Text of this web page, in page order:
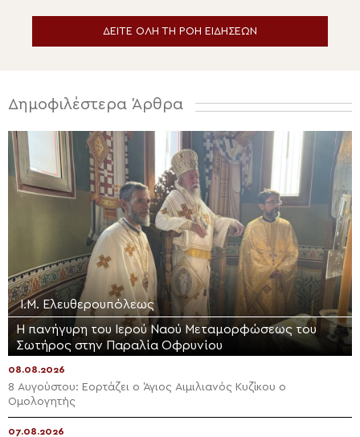
ΔΕΙΤΕ ΟΛΗ ΤΗ ΡΟΗ ΕΙΔΗΣΕΩΝ
Δημοφιλέστερα Άρθρα
Ι.Μ. Ελευθερουπόλεως
Η πανήγυρη του Ιερού Ναού Μεταμορφώσεως του
Σωτήρος στην Παραλία Οφρυνίου
08.08.2026
8 Αυγούστου: Εορτάζει ο Άγιος Αιμιλιανός Κυζίκου ο
Ομολογητής
07.08.2026